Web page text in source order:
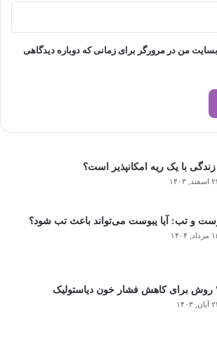
من در مرورگر برای زمانی که دوباره دیدگاهی
زندگی با یک ریه امکانپذیر است؟
۱۴۰۳
و تب: آیا یبوست می‌تواند باعث تب شود؟
۱۴۰۴
۱۴۰۳